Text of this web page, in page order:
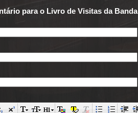
para o Livro de Visitas da Banda